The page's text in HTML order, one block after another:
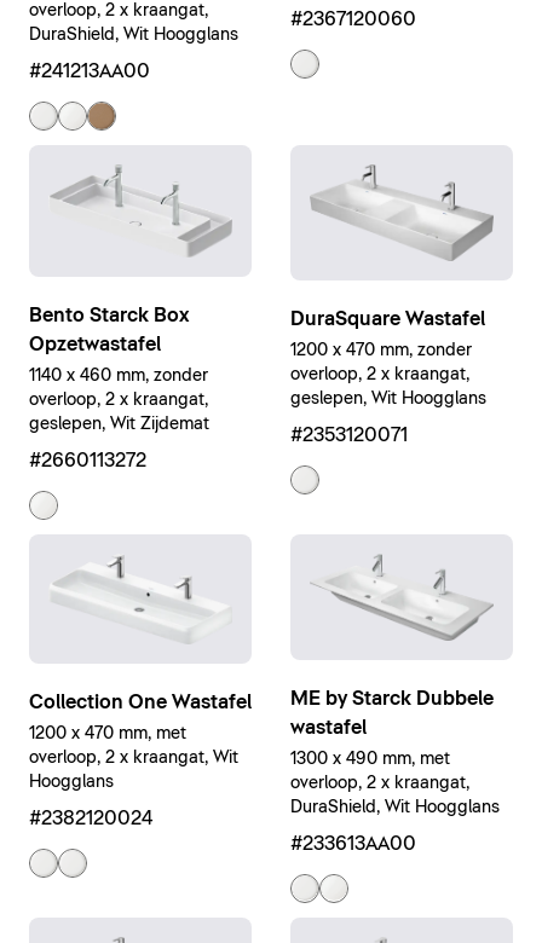
overloop, 2 x kraangat,
DuraShield, Wit Hoogglans
#241213AA00
#2367120060
Bento Starck Box
Opzetwastafel
1140 x 460 mm, zonder
overloop, 2 x kraangat,
geslepen, Wit Zijdemat
#2660113272
DuraSquare Wastafel
1200 x 470 mm, zonder
overloop, 2 x kraangat,
geslepen, Wit Hoogglans
#2353120071
Collection One Wastafel
1200 x 470 mm, met
overloop, 2 x kraangat, Wit
Hoogglans
#2382120024
ME by Starck Dubbele
wastafel
1300 x 490 mm, met
overloop, 2 x kraangat,
DuraShield, Wit Hoogglans
#233613AA00